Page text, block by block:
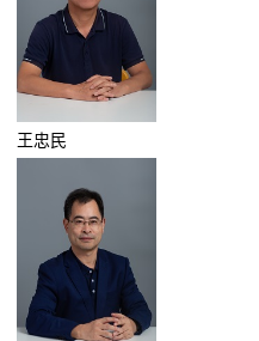
王忠民